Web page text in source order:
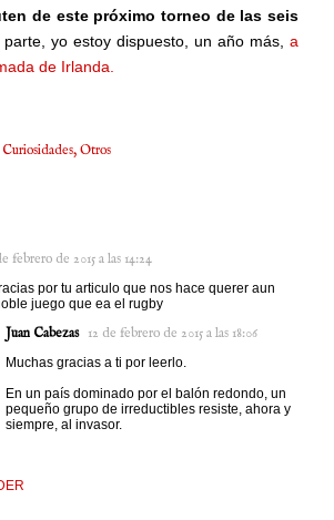
de este próximo torneo de las seis
parte, yo estoy dispuesto, un año más, a
de Irlanda.
Curiosidades Otros
febrero de 2015 a las 14:24
por tu articulo que nos hace querer aun
juego que ea el rugby
Juan Cabezas 12 de febrero de 2015 a las 18:06
Muchas gracias a ti por leerlo.
En un país dominado por el balón redondo, un
pequeño grupo de irreductibles resiste, ahora y
siempre, al invasor.